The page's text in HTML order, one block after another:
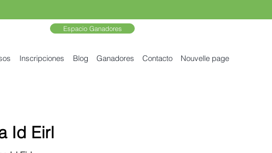
Espacio Ganadores
Inscripciones Blog Ganadores Contacto Nouvelle page
Id Eirl